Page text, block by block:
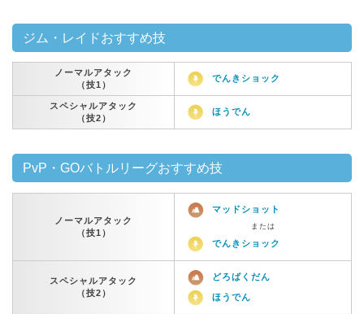
ジム・レイドおすすめ技
ノーマルアタック
（技1）
でんきショック
スペシャルアタック
（技2）
ほうでん
PvP・GOバトルリーグおすすめ技
ノーマルアタック
（技1）
マッドショット
または
でんきショック
スペシャルアタック
（技2）
どろばくだん
ほうでん